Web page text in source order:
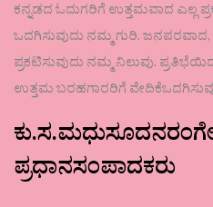
ಕನ್ನಡದ ಓದುಗರಿಗೆ ಉತ್ತಮವಾದ ಎಲ್ಲ
ಒದಗಿಸುವುದು ನಮ್ಮ ಗುರಿ.
ಪ್ರಕಟಿಸುವುದು ನಮ್ಮ ನಿಲುವು.
ಉತ್ತಮ ಬರಹಗಾರರಿಗೆ
ಪ್ರಧಾನಸಂಪಾದಕರು